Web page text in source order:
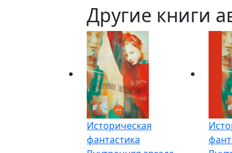
Другие книги
Историческая
фантастика